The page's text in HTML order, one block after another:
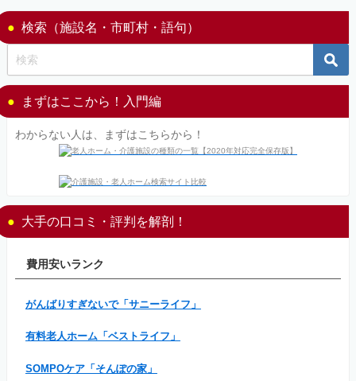
検索（施設名・市町村・語句）
まずはここから！入門編
わからない人は、まずはこちらから！
大手の口コミ・評判を解剖！
費用安いランク
がんばりすぎないで「サニーライフ」
有料老人ホーム「ベストライフ」
SOMPOケア「そんぽの家」